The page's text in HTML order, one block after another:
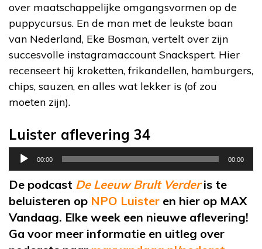
over maatschappelijke omgangsvormen op de
puppycursus. En de man met de leukste baan
van Nederland, Eke Bosman, vertelt over zijn
succesvolle instagramaccount Snackspert. Hier
recenseert hij kroketten, frikandellen, hamburgers,
chips, sauzen, en alles wat lekker is (of zou
moeten zijn).
Luister aflevering 34
Audiospeler
00:00 00:00
De podcast De Leeuw Brult Verderis te
beluisteren op NPO Luister en hier op MAX
Vandaag. Elke week een nieuwe aflevering!
Ga voor meer informatie en uitleg over